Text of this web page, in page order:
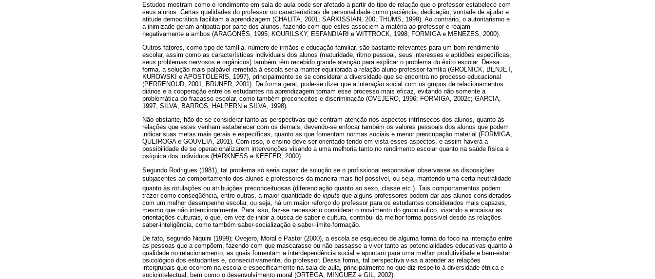
Estudos mostram como o rendimento em sala de aula pode ser afetado a partir do tipo de relação que o professor estabelece com
seus alunos. Certas qualidades do professor ou características de personalidade como paciência, dedicação, vontade de ajudar e
atitude democrática facilitam a aprendizagem (CHALITA, 2001; SARKISSIAN, 200; THUMS, 1999). Ao contrário, o autoritarismo e
a inimizade geram antipatia por parte dos alunos, fazendo com que estes associem a matéria ao professor e reajam
negativamente a ambos (ARAGONÉS, 1995; KOURILSKY, ESFANDIARI e WITTROCK, 1998; FORMIGA e MENEZES, 2000).
Outros fatores, como tipo de família, número de irmãos e educação familiar, são bastante relevantes para um bom rendimento
escolar, assim como as características individuais dos alunos (maturidade, ritmo pessoal, seus interesses e aptidões específicas,
seus problemas nervosos e orgânicos) também têm recebido grande atenção para explicar o problema do êxito escolar. Dessa
forma, a solução mais palpável remetida à escola seria manter equilibrada a relação aluno-professor-família (GROLNICK, BENJET,
KUROWSKI e APOSTOLERIS, 1997), principalmente se se considerar a diversidade que se encontra no processo educacional
(PERRENOUD, 2001; BRUNER, 2001). De forma geral, pode-se dizer que a interação social com os grupos de relacionamentos
diários e a cooperação entre os estudantes na aprendizagem tornam esse processo mais eficaz, evitando não somente a
problemática do fracasso escolar, como também preconceitos e discriminação (OVEJERO, 1996; FORMIGA, 2002c; GARCIA,
1997; SILVA, BARROS, HALPERN e SILVA, 1998).
Não obstante, hão de se considerar tanto as perspectivas que centram atenção nos aspectos intrínsecos dos alunos, quanto às
relações que estes venham estabelecer com os demais, devendo-se enfocar também os valores pessoais dos alunos que podem
indicar suas metas mais gerais e específicas, quanto as que fomentam normas sociais e menor preocupação material (FORMIGA,
QUEIROGA e GOUVEIA, 2001). Com isso, o ensino deve ser orientado tendo em vista esses aspectos, e assim haverá a
possibilidade de se operacionalizarem intervenções visando a uma melhoria tanto no rendimento escolar quanto na saúde física e
psíquica dos indivíduos (HARKNESS e KEEFER, 2000).
Segundo Rodrigues (1981), tal problema só seria capaz de solução se o profissional responsável observasse as disposições
subjacentes ao comportamento dos alunos e professores da maneira mais fiel possível, ou seja, mantendo uma certa neutralidade
quanto às rotulações ou atribuições preconceituosas (diferenciação quanto ao sexo, classe etc.). Tais comportamentos podem
trazer como conseqüência, entre outras, a maior quantidade de inputs que alguns professores podem dar aos alunos considerados
com um melhor desempenho escolar, ou seja, há um maior reforço do professor para os estudantes considerados mais capazes,
mesmo que não intencionalmente. Para isso, faz-se necessário considerar o movimento do grupo áulico, visando a encaixar as
orientações culturais, o que, em vez de inibir a busca de saber e cultura, contribui da melhor forma possível desde as relações
saber-inteligência, como também saber-socialização e saber-limite-formação.
De fato, segundo Niquini (1999); Ovejero, Moral e Pastor (2000), a escola se esqueceu de alguma forma do foco na interação entre
as pessoas que a compõem, fazendo com que mascarasse ou não passasse a viver tanto as potencialidades educativas quanto à
qualidade no relacionamento, as quais fomentam a interdependência social e apontam para uma melhor produtividade e bem-estar
psicológico dos estudantes e, consecutivamente, do professor. Dessa forma, tal perspectiva visa a atender as relações
intergrupais que ocorrem na escola e especificamente na sala de aula, principalmente no que diz respeito à diversidade étnica e
sociointelectual, bem como o desenvolvimento moral (ORTEGA, MINGUEZ e GIL, 2002).